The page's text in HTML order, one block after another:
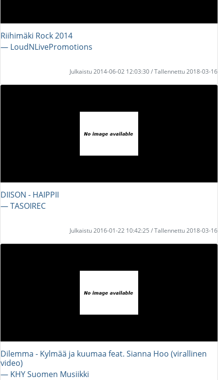
Riihimäki Rock 2014
― LoudNLivePromotions
Julkaistu 2014-06-02 12:03:30 / Tallennettu 2018-03-16
DIISON - HAIPPII
― TASOIREC
Julkaistu 2016-01-22 10:42:25 / Tallennettu 2018-03-16
Dilemma - Kylmää ja kuumaa feat. Sianna Hoo (virallinen
video)
― KHY Suomen Musiikki